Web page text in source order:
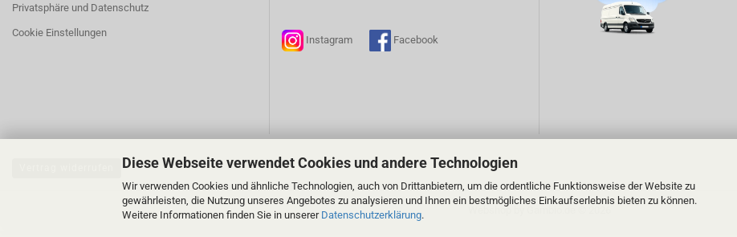
Diese Webseite verwendet Cookies und andere Technologien
Wir verwenden Cookies und ähnliche Technologien, auch von Drittanbietern, um die ordentliche Funktionsweise der Website zu
gewährleisten, die Nutzung unseres Angebotes zu analysieren und Ihnen ein bestmögliches Einkaufserlebnis bieten zu können.
Weitere Informationen finden Sie in unserer Datenschutzerklärung.
Privatsphäre und Datenschutz
Cookie Einstellungen
Instagram Facebook
Webshop